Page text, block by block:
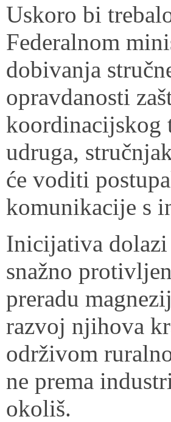
Uskoro bi
Federalnom
dobivanja
opravdanosti
koordinacijskog
udruga,
će voditi
komunikacije s
Inicijativa dolazi
snažno
preradu
razvoj njihova
održivom
ne prema
okoliš.